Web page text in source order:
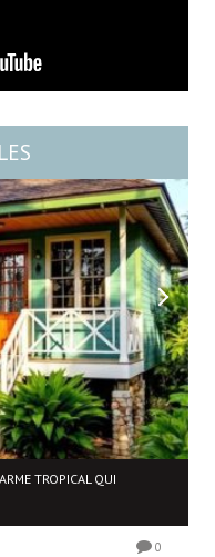
TROPICAL QUI
0